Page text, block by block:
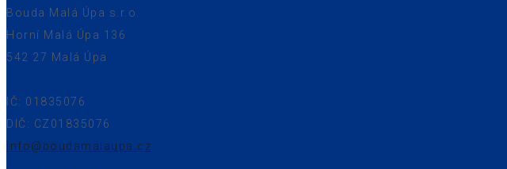
Bouda Malá Úpa s.r.o.
Horní Malá Úpa 136
542 27 Malá Úpa
IČ: 01835076
DIČ: CZ01835076
info@boudamalaupa.cz